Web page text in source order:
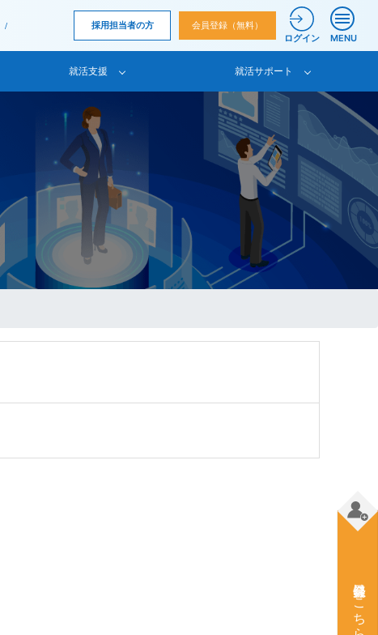
採用担当者の方
会員登録（無料）
ログイン
MENU
就活支援 就活サポート
会員登録はこちら（無料）